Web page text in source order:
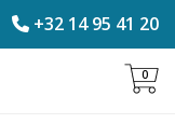
+32 14 95 41 20
0